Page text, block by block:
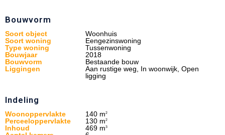
Bouwvorm
Soort object
Woonhuis
Soort woning
Eengezinswoning
Type woning
Tussenwoning
Bouwjaar
2018
Bouwvorm
Bestaande bouw
Liggingen
Aan rustige weg, In woonwijk, Open
ligging
Indeling
Woonoppervlakte 140 m2
Perceeloppervlakte 130 m2
Inhoud 469 m3